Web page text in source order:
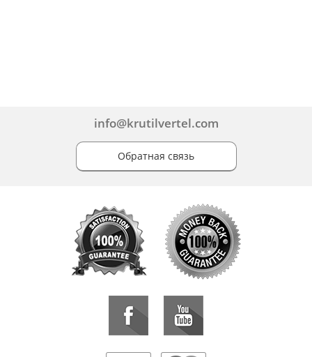
info@krutilvertel.com
Обратная связь